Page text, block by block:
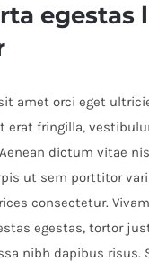
egestas
amet orci eget
erat fringilla,
dictum vitae
ut sem porttitor
consectetur.
egestas, tortor
nibh dapibus risus.